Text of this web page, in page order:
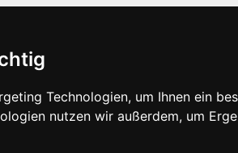
Technologien, um Ihnen ein
nutzen wir außerdem, um